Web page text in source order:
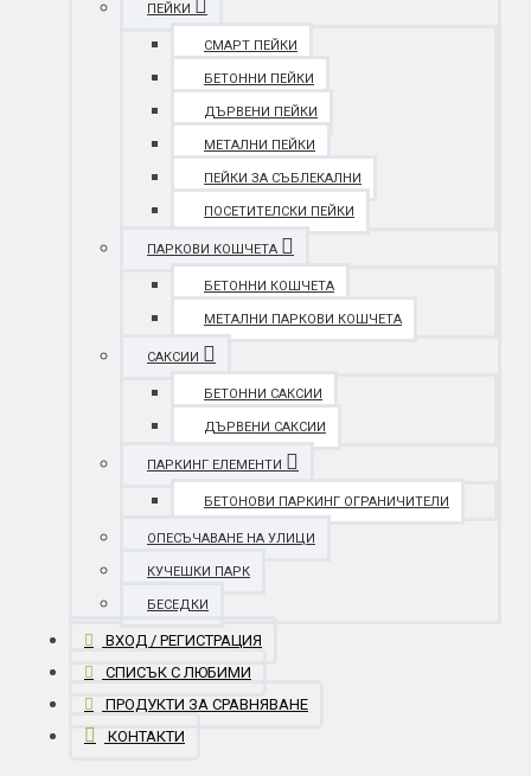
ПЕЙКИ
СМАРТ ПЕЙКИ
БЕТОННИ ПЕЙКИ
ДЪРВЕНИ ПЕЙКИ
МЕТАЛНИ ПЕЙКИ
ПЕЙКИ ЗА СЪБЛЕКАЛНИ
ПОСЕТИТЕЛСКИ ПЕЙКИ
ПАРКОВИ КОШЧЕТА
БЕТОННИ КОШЧЕТА
МЕТАЛНИ ПАРКОВИ КОШЧЕТА
САКСИИ
БЕТОННИ САКСИИ
ДЪРВЕНИ САКСИИ
ПАРКИНГ ЕЛЕМЕНТИ
БЕТОНОВИ ПАРКИНГ ОГРАНИЧИТЕЛИ
ОПЕСЪЧАВАНЕ НА УЛИЦИ
КУЧЕШКИ ПАРК
БЕСЕДКИ
ВХОД / РЕГИСТРАЦИЯ
СПИСЪК С ЛЮБИМИ
ПРОДУКТИ ЗА СРАВНЯВАНЕ
КОНТАКТИ